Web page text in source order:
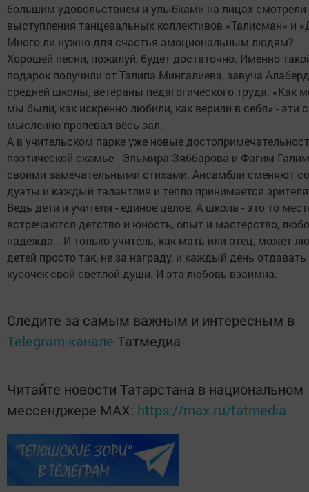
большим удовольствием и улыбками на лицах смотрели
выступления танцевальных коллективов «Талисман» и
Много ли нужно для счастья эмоциональным людям?
Хорошей песни, пожалуй, будет достаточно. Именно
подарок получили от Талипа Мингалиева, завуча
средней школы, ветераны педагогического труда. «Как
мы были, как искренно любили, как верили в себя» - эти
мысленно пропевал весь зал.
А в учительском парке уже новые
поэтической скамье - Эльмира Зяббарова и Фагим
своими замечательными стихами. Ансамбли сменяют
дуэты и каждый талантлив и тепло принимается
Ведь дети и учителя - единое целое. А школа - это то
встречаются детство и юность, опыт и мастерство,
надежда… И только учитель, как мать или отец, может
детей просто так, не за награду, и каждый день
кусочек свой светлой души. И эта любовь взаимна.
Следите за самым важным и интересным в
Telegram-канале Татмедиа
Читайте новости Татарстана в национальном
мессенджере MАХ: https://max.ru/tatmedia